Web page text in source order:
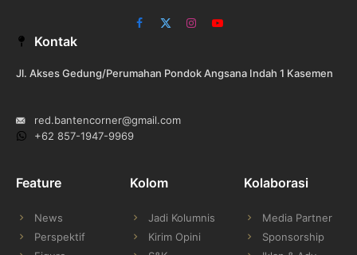
Facebook
X
InstagramYouTube
Kontak
Jl. Akses Gedung/Perumahan Pondok Angsana Indah 1 Kasemen
red.bantencorner@gmail.com
+62 857-1947-9969
Feature
News
Perspektif
Kolom
Jadi Kolumnis
Kirim Opini
Kolaborasi
Media Partner
Sponsorship